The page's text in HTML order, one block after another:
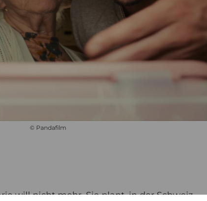
© Pandafilm
will nicht mehr. Sie plant, in der Schweiz